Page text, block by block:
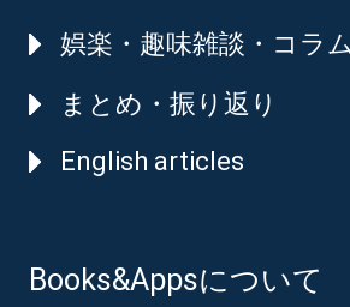
娯楽・趣味雑談・コラ
まとめ・振り返り
English articles
Books&Appsについて